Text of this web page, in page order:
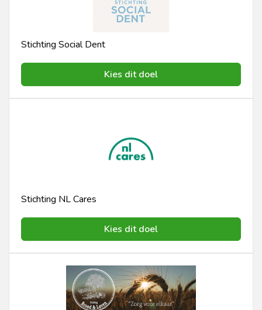
Stichting Social Dent
Kies dit doel
Stichting NL Cares
Kies dit doel